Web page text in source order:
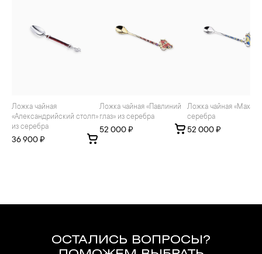
Ложка чайная
«Александрийский столп»
из серебра
36 900 ₽
Ложка чайная «Павлиний
глаз» из серебра
52 000 ₽
Ложка чайная «Махаон» из
серебра
52 000 ₽
ОСТАЛИСЬ ВОПРОСЫ?